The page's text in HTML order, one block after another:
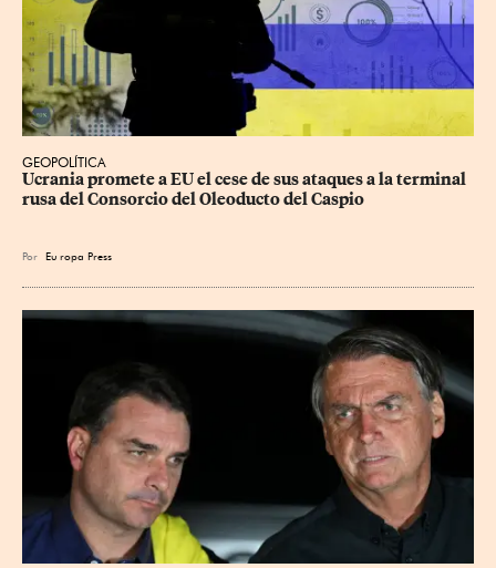
GEOPOLÍTICA
Ucrania promete a EU el cese de sus ataques a la terminal
rusa del Consorcio del Oleoducto del Caspio
Por Eu ropa Press